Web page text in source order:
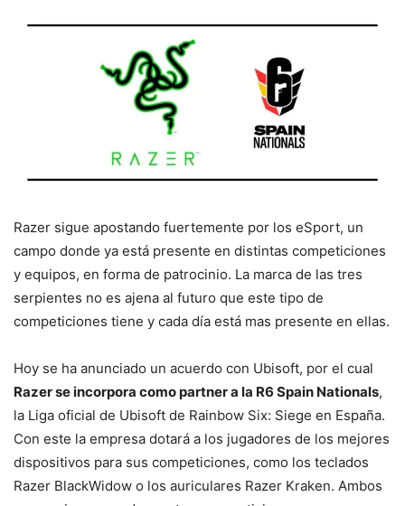
Razer sigue apostando fuertemente por los eSport, un
campo donde ya está presente en distintas competiciones
y equipos, en forma de patrocinio. La marca de las tres
serpientes no es ajena al futuro que este tipo de
competiciones tiene y cada día está mas presente en ellas.
Hoy se ha anunciado un acuerdo con Ubisoft, por el cual
Razer se incorpora como partner a la R6 Spain Nationals,
la Liga oficial de Ubisoft de Rainbow Six: Siege en España.
Con este la empresa dotará a los jugadores de los mejores
dispositivos para sus competiciones, como los teclados
Razer BlackWidow o los auriculares Razer Kraken. Ambos